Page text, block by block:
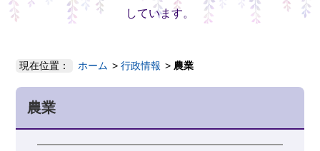
しています。
現在位置： ホーム 行政情報 農業
農業